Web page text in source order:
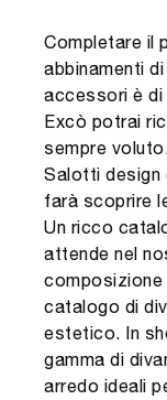
Completare il
abbinamenti
accessori è di
Excò potrai
sempre
Salotti design
farà scoprire
Un ricco
attende nel
catalogo di
estetico. In
gamma di
arredo ideali